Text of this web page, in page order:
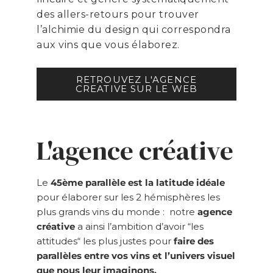
L'agence créative
Le 45ème parallèle est la latitude idéale
pour élaborer sur les 2 hémisphères les
plus grands vins du monde : notre agence
créative a ainsi l’ambition d’avoir “les
attitudes“ les plus justes pour faire des
parallèles entre vos vins et l’univers visuel
que nous leur imaginons.
des allers-retours pour trouver
l’alchimie du design qui correspondra
aux vins que vous élaborez.
RETROUVEZ L'AGENCE
CREATIVE SUR LE WEB